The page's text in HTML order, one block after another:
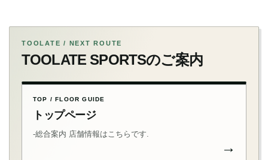
TOOLATE / NEXT ROUTE
TOOLATE SPORTSのご案内
TOP / FLOOR GUIDE
トップページ
-総合案内 店舗情報はこちらです.
→